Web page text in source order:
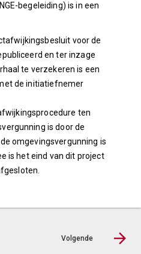
begeleiding) is in een
voor de
en ter inzage
te verzekeren is een
de initiatiefnemer
ten
is door de
omgevingsvergunning is
is het eind van dit project
Volgende